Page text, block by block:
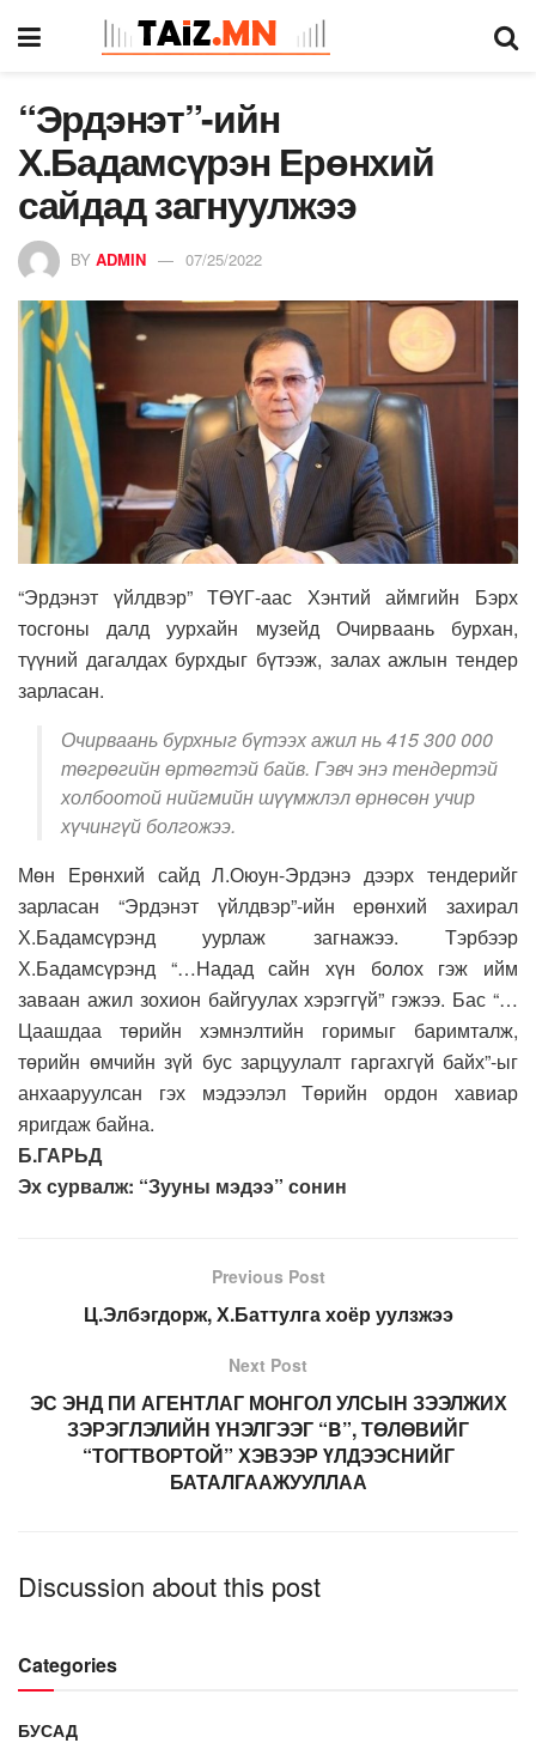
“Эрдэнэт”-ийн
Х.Бадамсүрэн Ерөнхий
сайдад загнуулжээ
BY ADMIN 07/25/2022
“Эрдэнэт үйлдвэр” ТӨҮГ-аас Хэнтий аймгийн Бэрх
тосгоны далд уурхайн музейд Очирваань бурхан,
түүний дагалдах бурхдыг бүтээж, залах ажлын тендер
зарласан.
Очирваань бурхныг бүтээх ажил нь 415 300 000
төгрөгийн өртөгтэй байв. Гэвч энэ тендертэй
холбоотой нийгмийн шүүмжлэл өрнөсөн учир
хүчингүй болгожээ.
Мөн Ерөнхий сайд Л.Оюун-Эрдэнэ дээрх тендерийг
зарласан “Эрдэнэт үйлдвэр”-ийн ерөнхий захирал
Х.Бадамсүрэнд уурлаж загнажээ. Тэрбээр
Х.Бадамсүрэнд “…Надад сайн хүн болох гэж ийм
заваан ажил зохион байгуулах хэрэггүй” гэжээ. Бас “…
Цаашдаа төрийн хэмнэлтийн горимыг баримталж,
төрийн өмчийн зүй бус зарцуулалт гаргахгүй байх”-ыг
анхааруулсан гэх мэдээлэл Төрийн ордон хавиар
яригдаж байна.
Б.ГАРЬД
Эх сурвалж: “Зууны мэдээ” сонин
Previous Post
Ц.Элбэгдорж, Х.Баттулга хоёр уулзжээ
Next Post
ЭС ЭНД ПИ АГЕНТЛАГ МОНГОЛ УЛСЫН ЗЭЭЛЖИХ
ЗЭРЭГЛЭЛИЙН ҮНЭЛГЭЭГ “B”, ТӨЛӨВИЙГ
“ТОГТВОРТОЙ” ХЭВЭЭР ҮЛДЭЭСНИЙГ
БАТАЛГААЖУУЛЛАА
Discussion about this post
Categories
БУСАД